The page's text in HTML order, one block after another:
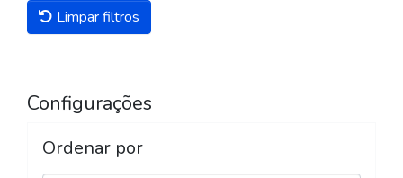
Limpar filtros
Configurações
Ordenar por